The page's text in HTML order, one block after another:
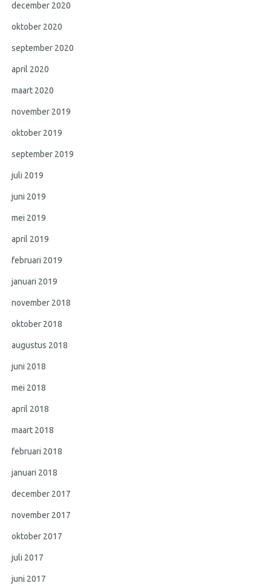
december 2020
oktober 2020
september 2020
april 2020
maart 2020
november 2019
oktober 2019
september 2019
juli 2019
juni 2019
mei 2019
april 2019
februari 2019
januari 2019
november 2018
oktober 2018
augustus 2018
juni 2018
mei 2018
april 2018
maart 2018
februari 2018
januari 2018
december 2017
november 2017
oktober 2017
juli 2017
juni 2017